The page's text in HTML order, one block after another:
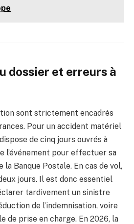
dossier et erreurs à
sont strictement encadrés
Pour un accident matériel
de cinq jours ouvrés à
l’événement pour effectuer sa
la Banque Postale. En cas de vol,
jours. Il est donc essentiel
tardivement un sinistre
de l’indemnisation, voire
de prise en charge. En 2026, la